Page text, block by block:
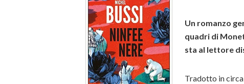
Un romanzo
quadri di
sta al lettore
Tradotto in